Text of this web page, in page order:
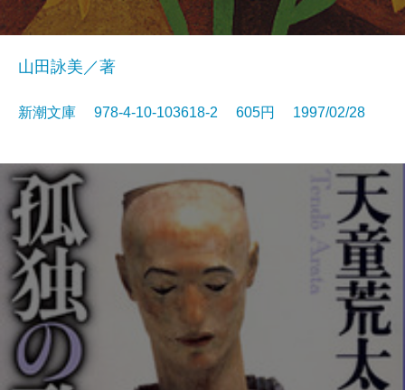
山田詠美／著
新潮文庫 978-4-10-103618-2 605円 1997/02/28